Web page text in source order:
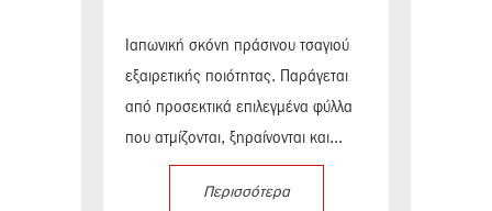
Ιαπωνική σκόνη πράσινου τσαγιού
εξαιρετικής ποιότητας. Παράγεται
από προσεκτικά επιλεγμένα φύλλα
που ατμίζονται, ξηραίνονται και...
Περισσότερα